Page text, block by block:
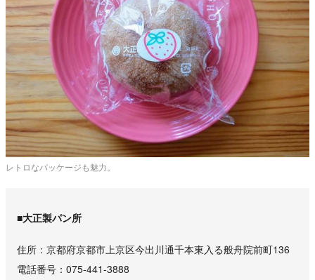
レトロなパッケージも魅力。
■大正製パン所
住所
京都府京都市上京区今出川通千本東入る般舟院前町136
電話番号
075-441-3888